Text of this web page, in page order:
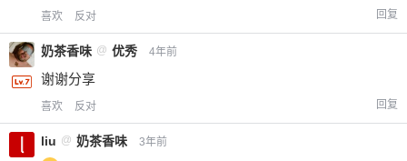
喜欢 反对 回复
奶茶香味 @ 优秀 4年前
谢谢分享
喜欢 反对 回复
liu @ 奶茶香味 3年前